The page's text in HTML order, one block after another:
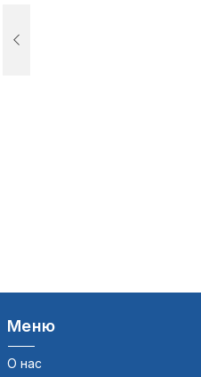
Меню
О нас